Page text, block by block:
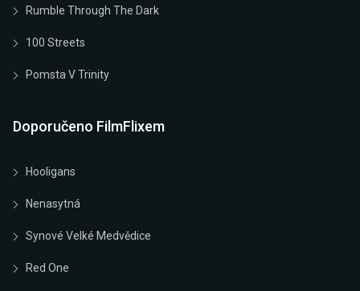
Rumble Through The Dark
100 Streets
Pomsta V Trinity
Doporučeno FilmFlixem
Hooligans
Nenasytná
Synové Velké Medvědice
Red One